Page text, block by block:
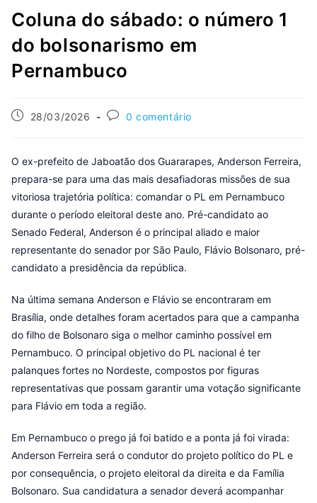
Coluna do sábado: o número 1
do bolsonarismo em
Pernambuco
28/03/2026 0 comentário
O ex-prefeito de Jaboatão dos Guararapes, Anderson Ferreira,
prepara-se para uma das mais desafiadoras missões de sua
vitoriosa trajetória política: comandar o PL em Pernambuco
durante o período eleitoral deste ano. Pré-candidato ao
Senado Federal, Anderson é o principal aliado e maior
representante do senador por São Paulo, Flávio Bolsonaro, pré-
candidato a presidência da república.
Na última semana Anderson e Flávio se encontraram em
Brasília, onde detalhes foram acertados para que a campanha
do filho de Bolsonaro siga o melhor caminho possível em
Pernambuco. O principal objetivo do PL nacional é ter
palanques fortes no Nordeste, compostos por figuras
representativas que possam garantir uma votação significante
para Flávio em toda a região.
Em Pernambuco o prego já foi batido e a ponta já foi virada:
Anderson Ferreira será o condutor do projeto político do PL e
por consequência, o projeto eleitoral da direita e da Família
Bolsonaro. Sua candidatura a senador deverá acompanhar